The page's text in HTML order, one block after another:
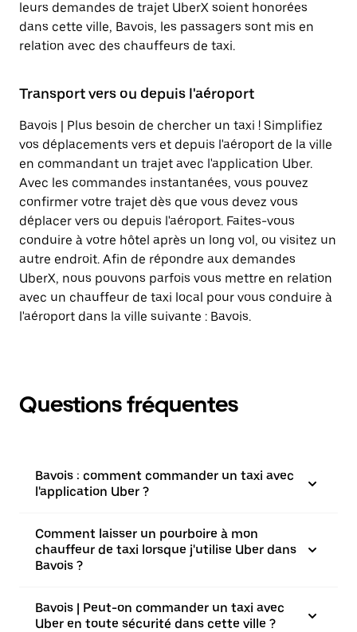
leurs demandes de trajet UberX soient honorées
dans cette ville, Bavois, les passagers sont mis en
relation avec des chauffeurs de taxi.
Transport vers ou depuis l'aéroport
Bavois | Plus besoin de chercher un taxi ! Simplifiez
vos déplacements vers et depuis l'aéroport de la ville
en commandant un trajet avec l'application Uber.
Avec les commandes instantanées, vous pouvez
confirmer votre trajet dès que vous devez vous
déplacer vers ou depuis l'aéroport. Faites-vous
conduire à votre hôtel après un long vol, ou visitez un
autre endroit. Afin de répondre aux demandes
UberX, nous pouvons parfois vous mettre en relation
avec un chauffeur de taxi local pour vous conduire à
l'aéroport dans la ville suivante : Bavois.
Questions fréquentes
Bavois : comment commander un taxi avec
l'application Uber ?
Comment laisser un pourboire à mon
chauffeur de taxi lorsque j'utilise Uber dans
Bavois ?
Bavois | Peut-on commander un taxi avec
Uber en toute sécurité dans cette ville ?